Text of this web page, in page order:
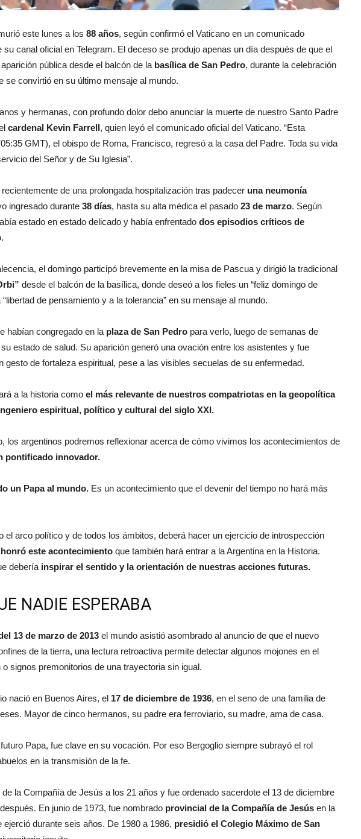
este lunes a los 88 años, según confirmó el Vaticano en un comunicado
su canal oficial en Telegram. El deceso se produjo apenas un día después de que el
pública desde el balcón de la basílica de San Pedro, durante la celebración
se convirtió en su último mensaje al mundo.
y hermanas, con profundo dolor debo anunciar la muerte de nuestro Santo Padre
cardenal Kevin Farrell, quien leyó el comunicado oficial del Vaticano. “Esta
GMT), el obispo de Roma, Francisco, regresó a la casa del Padre. Toda su vida
del Señor y de Su Iglesia”.
de una prolongada hospitalización tras padecer una neumonía
ingresado durante 38 días, hasta su alta médica el pasado 23 de marzo. Según
estado en estado delicado y había enfrentado dos episodios críticos de
el domingo participó brevemente en la misa de Pascua y dirigió la tradicional
desde el balcón de la basílica, donde deseó a los fieles un “feliz domingo de
de pensamiento y a la tolerancia” en su mensaje al mundo.
habían congregado en la plaza de San Pedro para verlo, luego de semanas de
estado de salud. Su aparición generó una ovación entre los asistentes y fue
gesto de fortaleza espiritual, pese a las visibles secuelas de su enfermedad.
a la historia como el más relevante de nuestros compatriotas en la geopolítica
espiritual, político y cultural del siglo XXI.
los argentinos podremos reflexionar acerca de cómo vivimos los acontecimientos de
pontificado innovador.
un Papa al mundo. Es un acontecimiento que el devenir del tiempo no hará más
el arco político y de todos los ámbitos, deberá hacer un ejercicio de introspección
este acontecimiento que también hará entrar a la Argentina en la Historia.
debería inspirar el sentido y la orientación de nuestras acciones futuras.
NADIE ESPERABA
13 de marzo de 2013 el mundo asistió asombrado al anuncio de que el nuevo
de la tierra, una lectura retroactiva permite detectar algunos mojones en el
signos premonitorios de una trayectoria sin igual.
nació en Buenos Aires, el 17 de diciembre de 1936, en el seno de una familia de
Mayor de cinco hermanos, su padre era ferroviario, su madre, ama de casa.
Papa, fue clave en su vocación. Por eso Bergoglio siempre subrayó el rol
en la transmisión de la fe.
la Compañía de Jesús a los 21 años y fue ordenado sacerdote el 13 de diciembre
En junio de 1973, fue nombrado provincial de la Compañía de Jesús en la
ejerció durante seis años. De 1980 a 1986, presidió el Colegio Máximo de San